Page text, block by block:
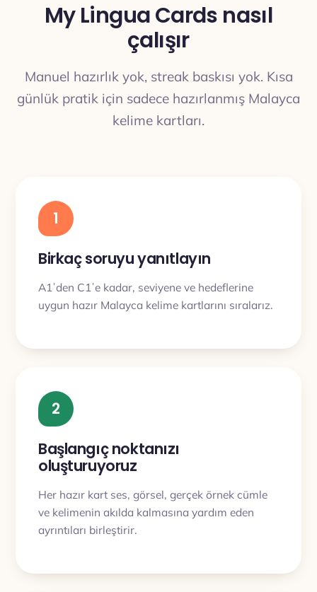
My Lingua Cards nasıl
çalışır
Manuel hazırlık yok, streak baskısı yok. Kısa
günlük pratik için sadece hazırlanmış Malayca
kelime kartları.
1
Birkaç soruyu yanıtlayın
A1ʼden C1ʼe kadar, seviyene ve hedeflerine
uygun hazır Malayca kelime kartlarını sıralarız.
2
Başlangıç noktanızı
oluşturuyoruz
Her hazır kart ses, görsel, gerçek örnek cümle
ve kelimenin akılda kalmasına yardım eden
ayrıntıları birleştirir.